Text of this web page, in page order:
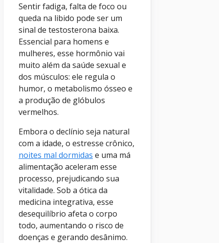
Sentir fadiga, falta de foco ou
queda na libido pode ser um
sinal de testosterona baixa.
Essencial para homens e
mulheres, esse hormônio vai
muito além da saúde sexual e
dos músculos: ele regula o
humor, o metabolismo ósseo e
a produção de glóbulos
vermelhos.
Embora o declínio seja natural
com a idade, o estresse crônico,
noites mal dormidas e uma má
alimentação aceleram esse
processo, prejudicando sua
vitalidade. Sob a ótica da
medicina integrativa, esse
desequilíbrio afeta o corpo
todo, aumentando o risco de
doenças e gerando desânimo.